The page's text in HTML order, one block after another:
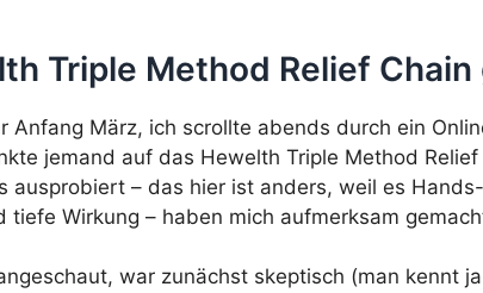
Triple Method Relief
Anfang März, ich scrollte abends durch ein
jemand auf das Hewelth Triple Method
ausprobiert – das hier ist anders, weil es
tiefe Wirkung – haben mich aufmerksam
war zunächst skeptisch (man kennt